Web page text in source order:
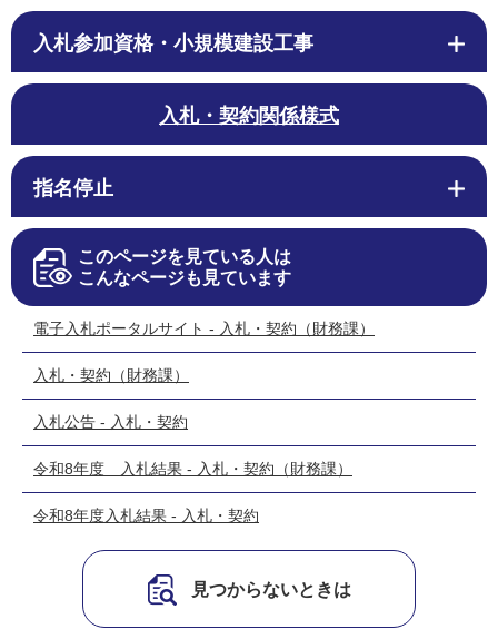
入札参加資格・小規模建設工事
入札・契約関係様式
指名停止
このページを見ている人は
こんなページも見ています
電子入札ポータルサイト - 入札・契約（財務課）
入札・契約（財務課）
入札公告 - 入札・契約
令和8年度 入札結果 - 入札・契約（財務課）
令和8年度入札結果 - 入札・契約
見つからないときは